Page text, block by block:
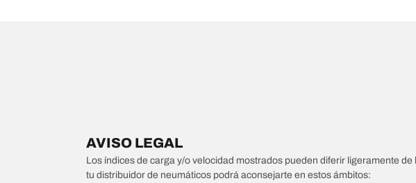
AVISO LEGAL
Los índices de carga y/o velocidad mostrados pueden diferir ligeramente
tu distribuidor de neumáticos podrá aconsejarte en estos ámbitos: